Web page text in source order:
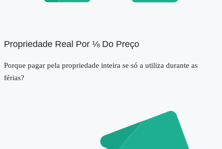
Propriedade Real Por ⅛ Do Preço
Porque pagar pela propriedade inteira se só a utiliza durante as
férias?